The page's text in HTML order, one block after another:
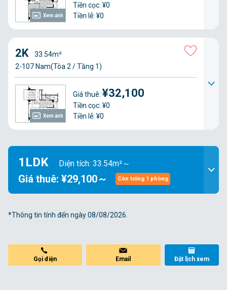
Xem ảnh
Tiền cọc: ¥0
Tiền lễ: ¥0
Xem ảnh
2K
33.54m²
2-107 Nam(Tòa 2 / Tầng 1)
Giá thuê: ¥32,100
Tiền cọc: ¥0
Tiền lễ: ¥0
1LDK Diện tích: 33.54m²～
Giá thuê: ¥29,100～ Còn trống 1 phòng
*Thông tin tính đến ngày 08/08/2026.
Gọi điện Email Đặt lịch xem